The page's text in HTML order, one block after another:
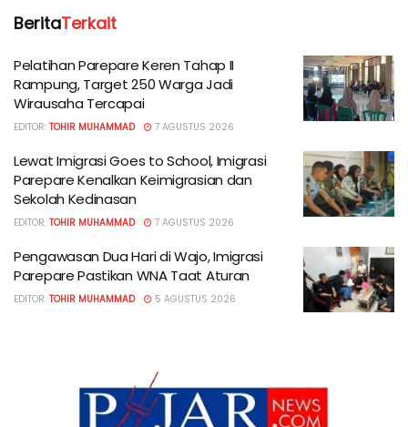
BeritaTerkait
Pelatihan Parepare Keren Tahap II
Rampung, Target 250 Warga Jadi
Wirausaha Tercapai
EDITOR: TOHIR MUHAMMAD 7 AGUSTUS 2026
Lewat Imigrasi Goes to School, Imigrasi
Parepare Kenalkan Keimigrasian dan
Sekolah Kedinasan
EDITOR: TOHIR MUHAMMAD 7 AGUSTUS 2026
Pengawasan Dua Hari di Wajo, Imigrasi
Parepare Pastikan WNA Taat Aturan
EDITOR: TOHIR MUHAMMAD 5 AGUSTUS 2026